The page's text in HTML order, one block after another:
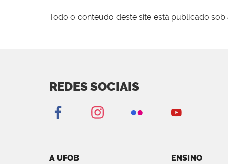
Todo o conteúdo deste site está publicado sob
REDES SOCIAIS
A UFOB ENSINO